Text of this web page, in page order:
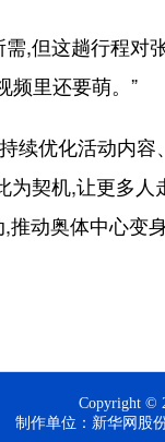
但这趟行程对
频里还要萌。”
优化活动内容
契机,让更多
动奥体中心变
Copyright ©
制作单位：新华网股